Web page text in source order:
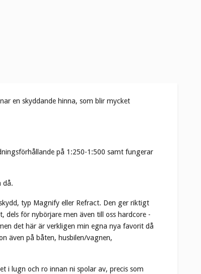
en skyddande hinna, som blir mycket
på 1:250-1:500 samt fungerar
då.
typ Magnify eller Refract. Den ger riktigt
dels för nybörjare men även till oss hardcore -
det här är verkligen min egna nya favorit då
även på båten, husbilen/vagnen,
i lugn och ro innan ni spolar av, precis som